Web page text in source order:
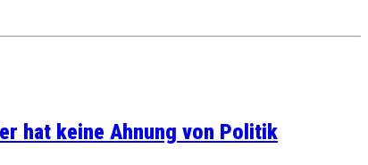
hat keine Ahnung von Politik